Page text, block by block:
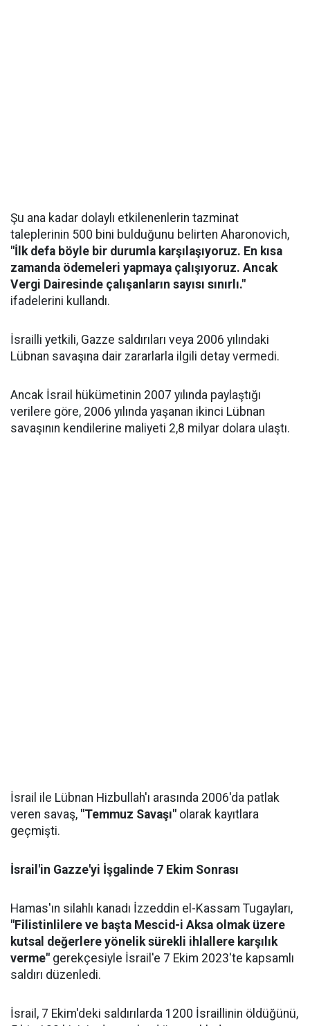
Şu ana kadar dolaylı etkilenenlerin tazminat
taleplerinin 500 bini bulduğunu belirten Aharonovich,
"İlk defa böyle bir durumla karşılaşıyoruz. En kısa
zamanda ödemeleri yapmaya çalışıyoruz. Ancak
Vergi Dairesinde çalışanların sayısı sınırlı."
ifadelerini kullandı.
İsrailli yetkili, Gazze saldırıları veya 2006 yılındaki
Lübnan savaşına dair zararlarla ilgili detay vermedi.
Ancak İsrail hükümetinin 2007 yılında paylaştığı
verilere göre, 2006 yılında yaşanan ikinci Lübnan
savaşının kendilerine maliyeti 2,8 milyar dolara ulaştı.
İsrail ile Lübnan Hizbullah'ı arasında 2006'da patlak
veren savaş, "Temmuz Savaşı" olarak kayıtlara
geçmişti.
İsrail'in Gazze'yi İşgalinde 7 Ekim Sonrası
Hamas'ın silahlı kanadı İzzeddin el-Kassam Tugayları,
"Filistinlilere ve başta Mescid-i Aksa olmak üzere
kutsal değerlere yönelik sürekli ihlallere karşılık
verme" gerekçesiyle İsrail'e 7 Ekim 2023'te kapsamlı
saldırı düzenledi.
İsrail, 7 Ekim'deki saldırılarda 1200 İsraillinin öldüğünü,